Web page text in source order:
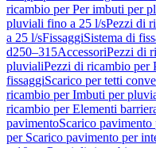
ricambio per Per imbuti per
pluviali fino a 25 l/sPezzi di
a 25 l/sFissaggiSistema di
d250–315AccessoriPezzi di
pluvialiPezzi di ricambio per
fissaggiScarico per tetti
ricambio per Imbuti per
ricambio per Elementi
pavimentoScarico pavimento
per Scarico pavimento per